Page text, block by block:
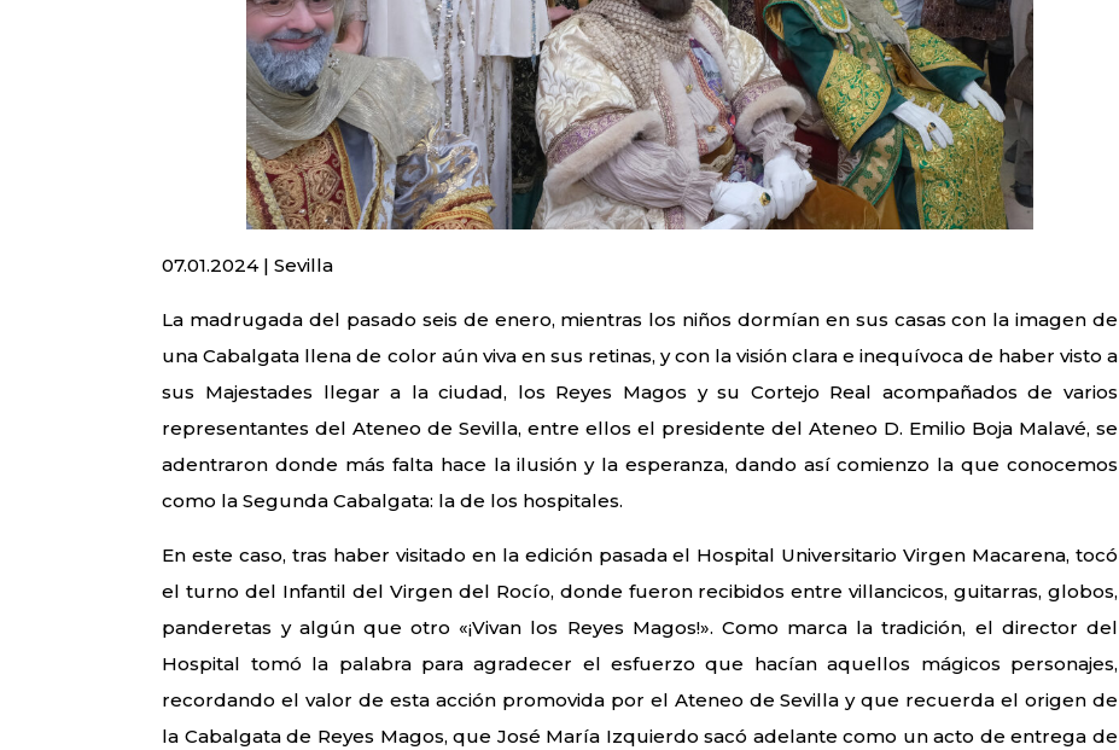
07.01.2024 | Sevilla
La madrugada del pasado seis de enero, mientras los niños dormían en sus casas con la imagen de
una Cabalgata llena de color aún viva en sus retinas, y con la visión clara e inequívoca de haber visto a
sus Majestades llegar a la ciudad, los Reyes Magos y su Cortejo Real acompañados de varios
representantes del Ateneo de Sevilla, entre ellos el presidente del Ateneo D. Emilio Boja Malavé, se
adentraron donde más falta hace la ilusión y la esperanza, dando así comienzo la que conocemos
como la Segunda Cabalgata: la de los hospitales.
En este caso, tras haber visitado en la edición pasada el Hospital Universitario Virgen Macarena, tocó
el turno del Infantil del Virgen del Rocío, donde fueron recibidos entre villancicos, guitarras, globos,
panderetas y algún que otro «¡Vivan los Reyes Magos!». Como marca la tradición, el director del
Hospital tomó la palabra para agradecer el esfuerzo que hacían aquellos mágicos personajes,
recordando el valor de esta acción promovida por el Ateneo de Sevilla y que recuerda el origen de
la Cabalgata de Reyes Magos, que José María Izquierdo sacó adelante como un acto de entrega de